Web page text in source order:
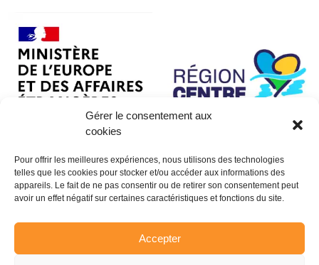
Gérer le consentement aux
cookies
Pour offrir les meilleures expériences, nous utilisons des technologies
telles que les cookies pour stocker et/ou accéder aux informations des
appareils. Le fait de ne pas consentir ou de retirer son consentement peut
avoir un effet négatif sur certaines caractéristiques et fonctions du site.
Accepter